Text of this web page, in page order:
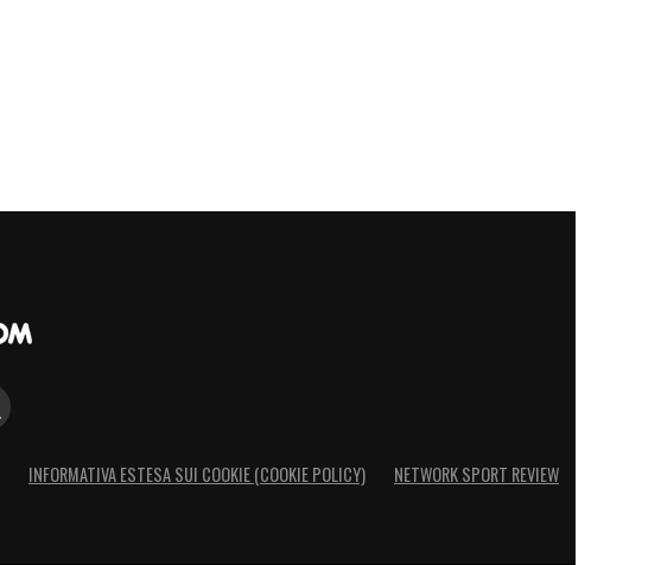
INFORMATIVA ESTESA SUI COOKIE (COOKIE POLICY) NETWORK SPORT REVIEW